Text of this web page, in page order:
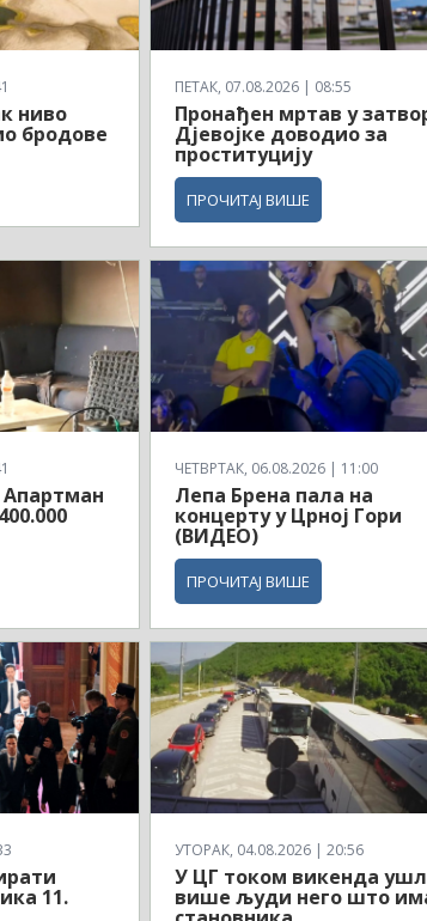
ниво
бродове
ПЕТАК, 07.08.2026 | 08:55
Пронађен мртав у
Дјевојке доводио за
проституцију
ПРОЧИТАЈ ВИШЕ
ЧЕТВРТАК, 06.08.2026 | 11:00
Лепа Брена пала на
концерту у Црној Гори
(ВИДЕО)
ПРОЧИТАЈ ВИШЕ
11.
УТОРАК, 04.08.2026 | 20:56
У ЦГ током викенда
више људи него што